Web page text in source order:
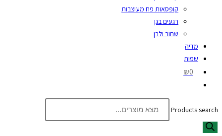
קופסאות פח מעוצבות
רגעים בגן
שחור ולבן
מדיה
שפות
₪0
Products search